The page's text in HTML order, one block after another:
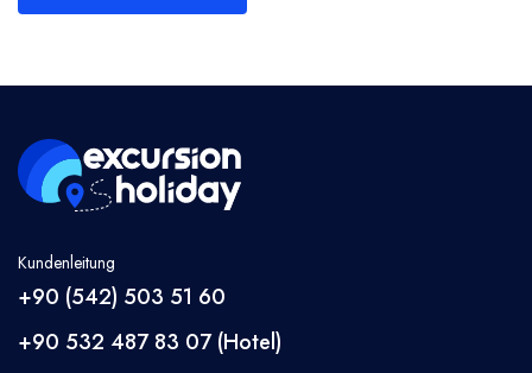
Kundenleitung
+90 (542) 503 51 60
+90 532 487 83 07 (Hotel)